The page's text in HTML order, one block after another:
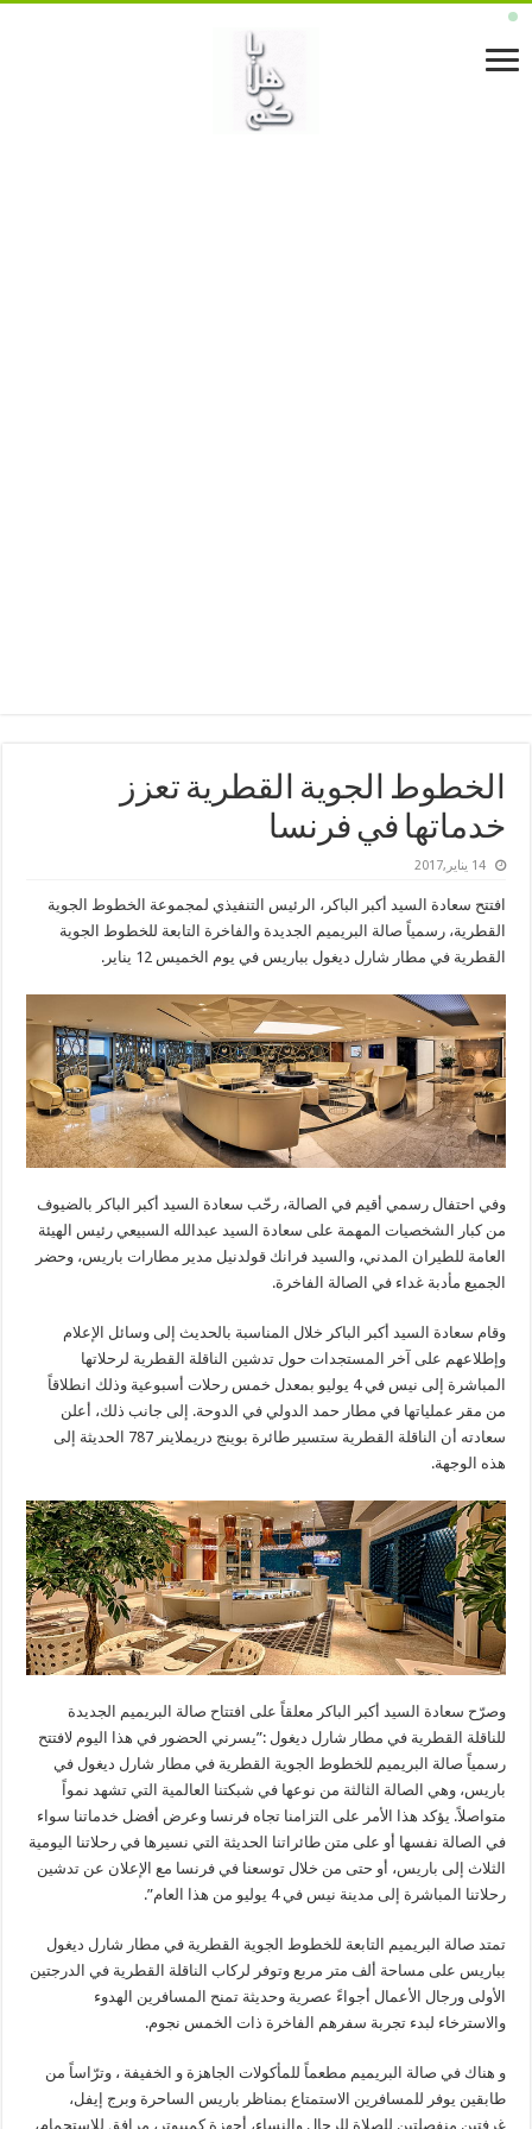
الخطوط الجوية القطرية تعزز
خدماتها في فرنسا
14 يناير,2017
افتتح سعادة السيد أكبر الباكر، الرئيس التنفيذي لمجموعة الخطوط الجوية
القطرية، رسمياً صالة البريميم الجديدة والفاخرة التابعة للخطوط الجوية
القطرية في مطار شارل ديغول بباريس في يوم الخميس 12 يناير.
وفي احتفال رسمي أقيم في الصالة، رحّب سعادة السيد أكبر الباكر بالضيوف
من كبار الشخصيات المهمة على سعادة السيد عبدالله السبيعي رئيس الهيئة
العامة للطيران المدني، والسيد فرانك قولدنيل مدير مطارات باريس، وحضر
الجميع مأدبة غداء في الصالة الفاخرة.
وقام سعادة السيد أكبر الباكر خلال المناسبة بالحديث إلى وسائل الإعلام
وإطلاعهم على آخر المستجدات حول تدشين الناقلة القطرية لرحلاتها
المباشرة إلى نيس في 4 يوليو بمعدل خمس رحلات أسبوعية وذلك انطلاقاً
من مقر عملياتها في مطار حمد الدولي في الدوحة. إلى جانب ذلك، أعلن
سعادته أن الناقلة القطرية ستسير طائرة بوينج دريملاينر 787 الحديثة إلى
هذه الوجهة.
وصرّح سعادة السيد أكبر الباكر معلقاً على افتتاح صالة البريميم الجديدة
للناقلة القطرية في مطار شارل ديغول :”يسرني الحضور في هذا اليوم لافتتح
رسمياً صالة البريميم للخطوط الجوية القطرية في مطار شارل ديغول في
باريس، وهي الصالة الثالثة من نوعها في شبكتنا العالمية التي تشهد نمواً
متواصلاً. يؤكد هذا الأمر على التزامنا تجاه فرنسا وعرض أفضل خدماتنا سواء
في الصالة نفسها أو على متن طائراتنا الحديثة التي نسيرها في رحلاتنا اليومية
الثلاث إلى باريس، أو حتى من خلال توسعنا في فرنسا مع الإعلان عن تدشين
رحلاتنا المباشرة إلى مدينة نيس في 4 يوليو من هذا العام”.
تمتد صالة البريميم التابعة للخطوط الجوية القطرية في مطار شارل ديغول
بباريس على مساحة ألف متر مربع وتوفر لركاب الناقلة القطرية في الدرجتين
الأولى ورجال الأعمال أجواءً عصرية وحديثة تمنح المسافرين الهدوء
والاسترخاء لبدء تجربة سفرهم الفاخرة ذات الخمس نجوم.
و هناك في صالة البريميم مطعماً للمأكولات الجاهزة و الخفيفة ، وترّاساً من
طابقين يوفر للمسافرين الاستمتاع بمناظر باريس الساحرة وبرج إيفل،
غرفتين منفصلتين للصلاة للرجال والنساء، أجهزة كمبيوتر، مرافق للاستحمام،